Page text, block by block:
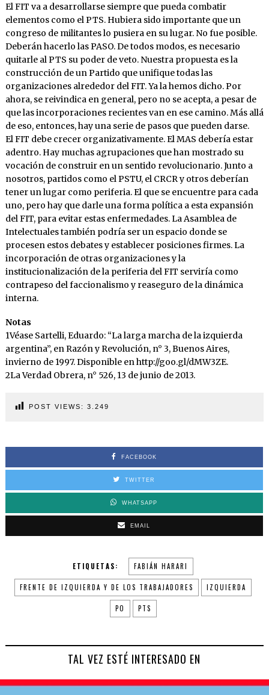
El FIT va a desarrollarse siempre que pueda combatir
elementos como el PTS. Hubiera sido importante que un
congreso de militantes lo pusiera en su lugar. No fue posible.
Deberán hacerlo las PASO. De todos modos, es necesario
quitarle al PTS su poder de veto. Nuestra propuesta es la
construcción de un Partido que unifique todas las
organizaciones alrededor del FIT. Ya la hemos dicho. Por
ahora, se reivindica en general, pero no se acepta, a pesar de
que las incorporaciones recientes van en ese camino. Más allá
de eso, entonces, hay una serie de pasos que pueden darse.
El FIT debe crecer organizativamente. El MAS debería estar
adentro. Hay muchas agrupaciones que han mostrado su
vocación de construir en un sentido revolucionario. Junto a
nosotros, partidos como el PSTU, el CRCR y otros deberían
tener un lugar como periferia. El que se encuentre para cada
uno, pero hay que darle una forma política a esta expansión
del FIT, para evitar estas enfermedades. La Asamblea de
Intelectuales también podría ser un espacio donde se
procesen estos debates y establecer posiciones firmes. La
incorporación de otras organizaciones y la
institucionalización de la periferia del FIT serviría como
contrapeso del faccionalismo y reaseguro de la dinámica
interna.
Notas
1Véase Sartelli, Eduardo: “La larga marcha de la izquierda
argentina”, en Razón y Revolución, n° 3, Buenos Aires,
invierno de 1997. Disponible en http://goo.gl/dMW3ZE.
2La Verdad Obrera, n° 526, 13 de junio de 2013.
POST VIEWS: 3.249
FACEBOOK
TWITTER
WHATSAPP
EMAIL
ETIQUETAS: FABIÁN HARARI
FRENTE DE IZQUIERDA Y DE LOS TRABAJADORES IZQUIERDA
PO PTS
TAL VEZ ESTÉ INTERESADO EN